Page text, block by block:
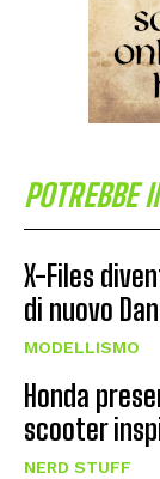
POTREBBE
X-Files
di nuovo
MODELLISMO
Honda
scooter
NERD STUFF